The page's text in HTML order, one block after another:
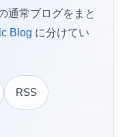
通常ブログをまと
Blog に分けてい
RSS